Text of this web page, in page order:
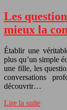
Les
mieux la
Établir une
plus qu’un simple
une fille, les
conversations
découvrir…
Lire la suite